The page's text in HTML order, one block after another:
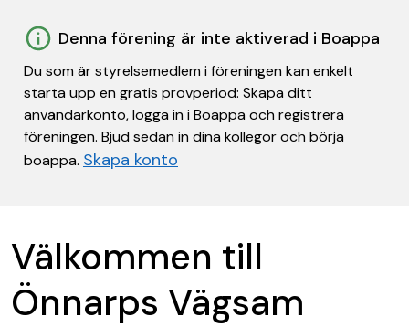
Denna förening är inte aktiverad i Boappa
Du som är styrelsemedlem i föreningen kan enkelt
starta upp en gratis provperiod: Skapa ditt
användarkonto, logga in i Boappa och registrera
föreningen. Bjud sedan in dina kollegor och börja
boappa. Skapa konto
Välkommen till
Önnarps Vägsam